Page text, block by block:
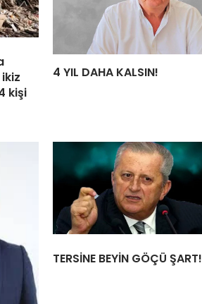
kişi
4 YIL DAHA KALSIN!
TERSİNE BEYİN GÖÇÜ ŞART!